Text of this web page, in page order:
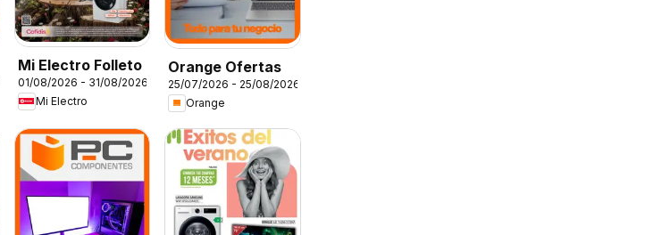
Mi Electro Folleto
01/08/2026 - 31/08/2026
Mi Electro
Orange Ofertas
25/07/2026 - 25/08/2026
Orange